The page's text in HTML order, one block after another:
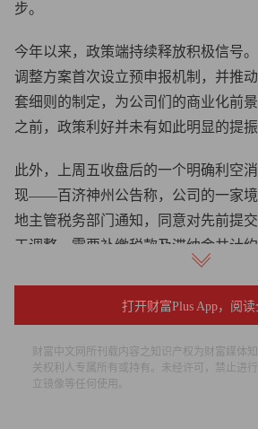
步。
今年以来，政策端持续释放积极信号
调整方案首次设立预申报机制，并推
套细则的制定，为公司们的商业化前
之前，政策利好并未有如此明显的提振
此外，上周五收盘后的一个明确利空
现——百济神州公告称，公司的一家
地主管税务部门通知，同意对先前提
干调整，需要补缴税款及滞纳金共计
一个月的利润。6月29日当日，百济神
州今年一季度实现营业收入105.44亿
16.08亿元。去年刚刚扭亏为盈，结束
打开财富Plus App，阅
财富中文网所刊载内容之知识产权为财富媒体
关权利人专属所有或持有。未经许可，禁止进
立镜像等任何使用。